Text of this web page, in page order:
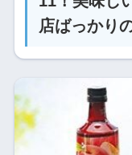
店ばっかり